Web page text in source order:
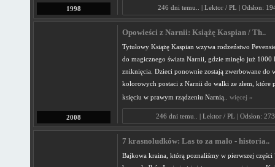
1998 246 dni temu.. | Lektor / PL | Odsłon:
2008
Opowieści z Narnii: Książę Kaspian / Th..
Tytułowy Książę Kaspian wzywa rodzeństwo
do magicznego świata Narnii, gdzie minęło już 1000
zniknięcia. Dzieci ponownie zostają zwerbowane do
kolorowych postaci z Narnii do walki ze złem, które
księciu w prawym rządzeniu Narnią.. więcej »
246 dni temu.. | Lektor / PL | Odsłon:
7 krasnoludków: Las to za mało - historia..
Bajkowa kraina, którą poznaliśmy w pierwszej części